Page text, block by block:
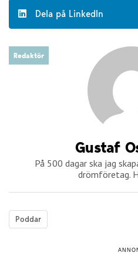
Dela på LinkedIn
Redaktör
Gustaf
På 500 dagar ska jag
drömföretag.
Poddar